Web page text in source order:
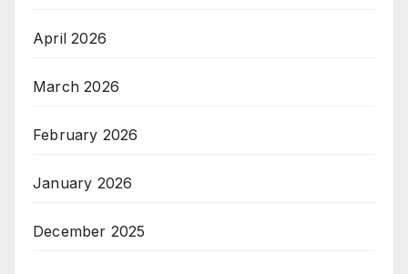
April 2026
March 2026
February 2026
January 2026
December 2025